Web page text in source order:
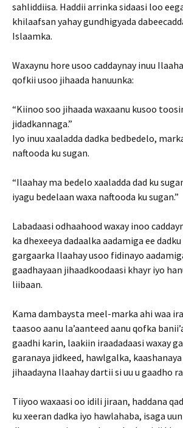
sahliddiisa. Haddii arrinka sidaasi loo
khilaafsan yahay gundhigyada
Islaamka.
Waxaynu hore usoo caddaynay inuu
qofkii usoo jihaada hanuunka:
“Kiinoo soo jihaada waxaanu kusoo
jidadkannaga.”
Iyo inuu xaaladda dadka bedbedelo,
naftooda ku sugan.
“Ilaahay ma bedelo xaaladda dad ku
iyagu bedelaan waxa naftooda ku sugan.”
Labadaasi odhaahood waxay inoo
ka dhexeeya dadaalka aadamiga ee
gargaarka Ilaahay usoo fidinayo
gaadhayaan jihaadkoodaasi khayr iyo
liibaan.
Kama dambaysta meel-marka ahi waa
taasoo aanu la’aanteed aanu qofka
gaadhi karin, laakiin iraadadaasi waxay
garanaya jidkeed, hawlgalka,
jihaadayna Ilaahay dartii si uu u gaadho
Tiiyoo waxaasi oo idili jiraan, haddana
ku xeeran dadka iyo hawlahaba, isaga